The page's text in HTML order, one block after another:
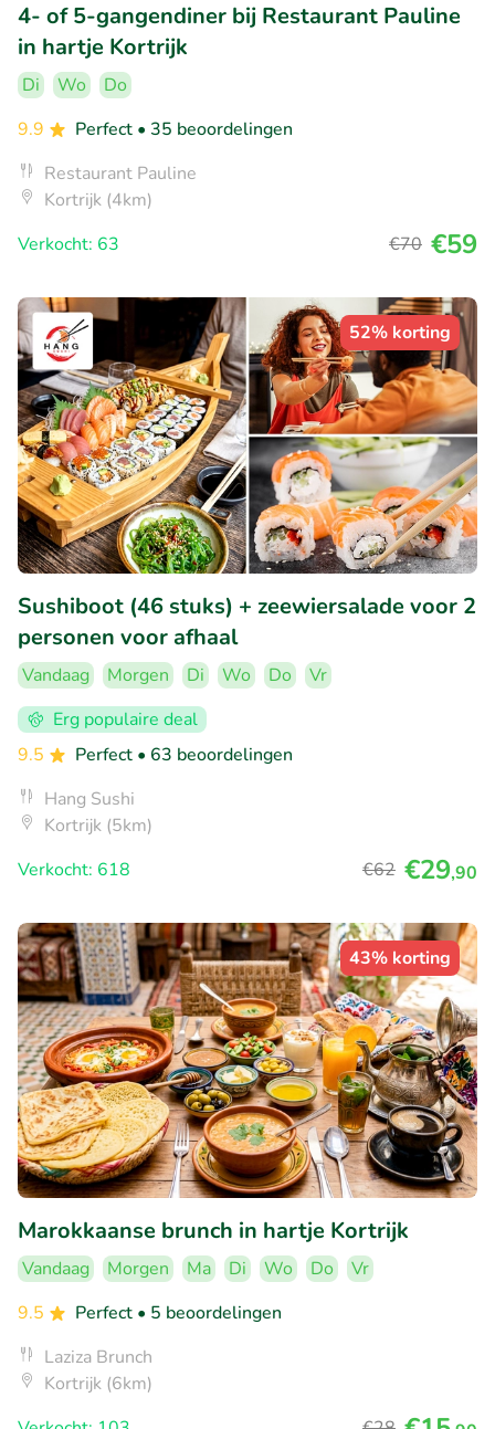
4- of 5-gangendiner bij Restaurant Pauline
in hartje Kortrijk
Di Wo
Do
9.9
Perfect • 35 beoordelingen
Restaurant Pauline
Kortrijk (4km)
Verkocht: 63
€70 €59
52% korting
Sushiboot (46 stuks) + zeewiersalade voor 2
personen voor afhaal
Vandaag Morgen Di Wo Do
Vr
Erg populaire deal
9.5
Perfect • 63 beoordelingen
Hang Sushi
Kortrijk (5km)
Verkocht: 618
€62 €29,90
43% korting
Marokkaanse brunch in hartje Kortrijk
Vandaag Morgen Ma Di Wo Do
Vr
9.5
Perfect • 5 beoordelingen
Laziza Brunch
Kortrijk (6km)